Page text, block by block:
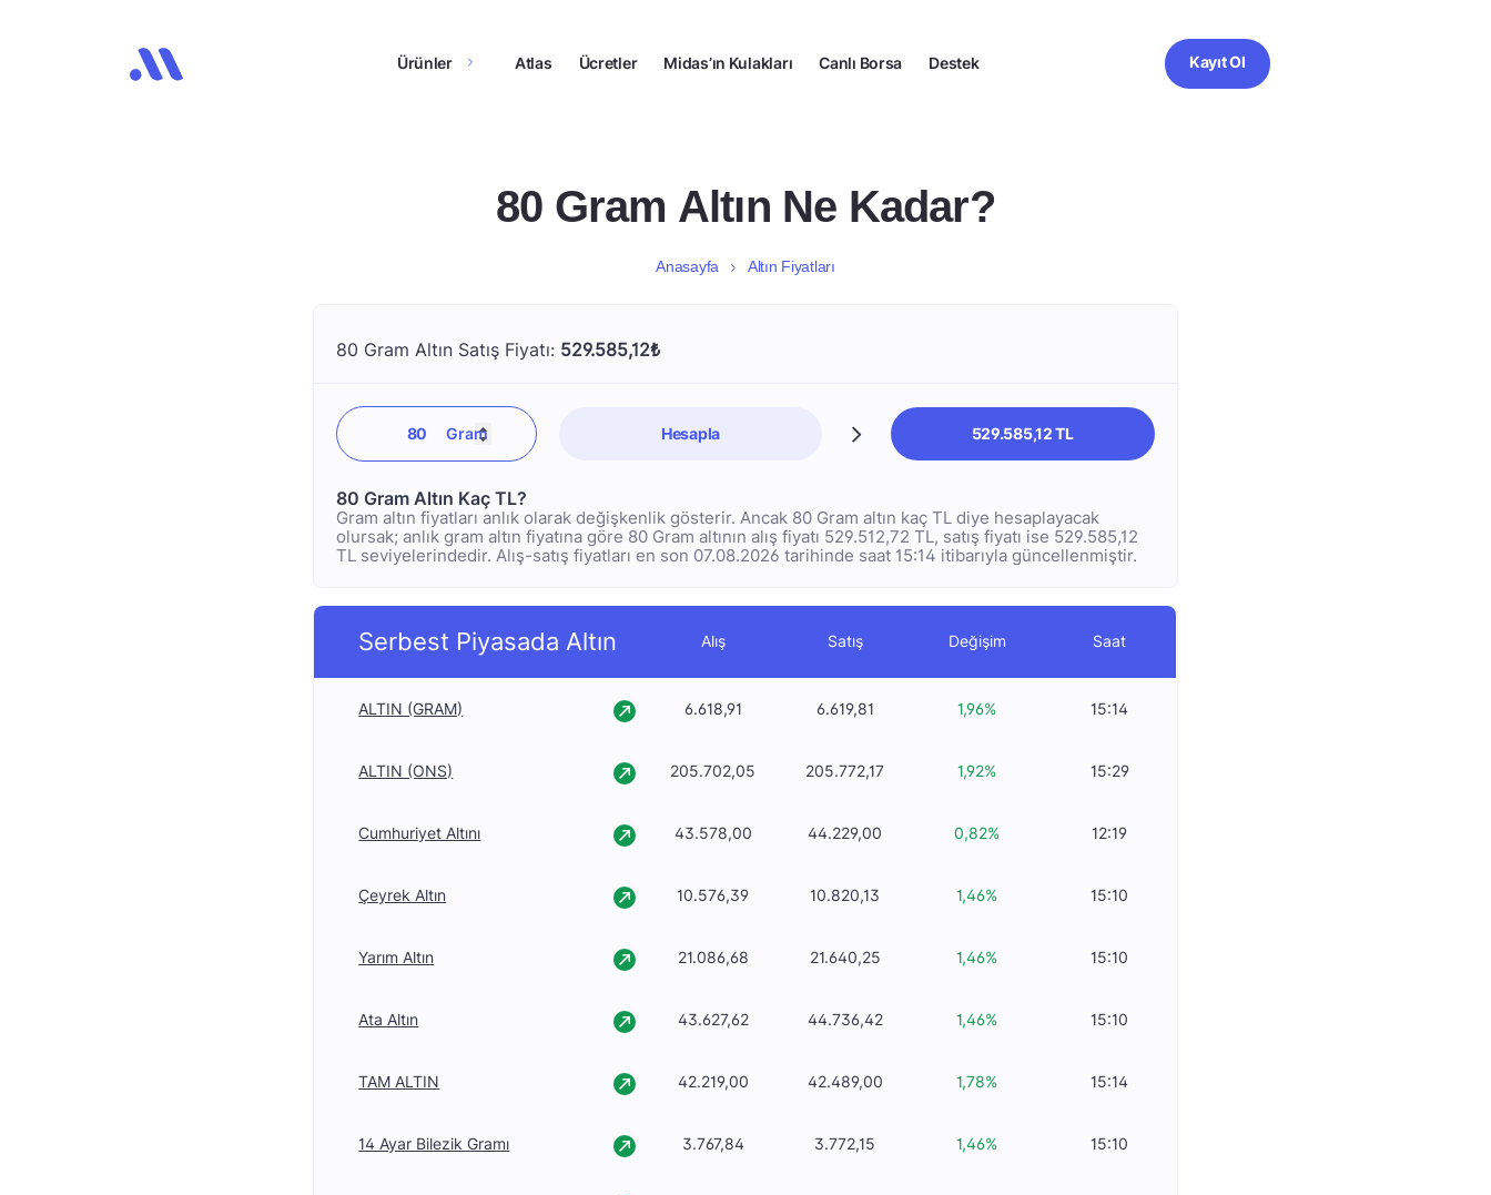
Ürünler Atlas Ücretler Midas’ın Kulakları Canlı Borsa Destek Kayıt Ol
80 Gram Altın Ne Kadar?
Anasayfa Altın Fiyatları
80 Gram Altın Satış Fiyatı: 529.585,12₺
Hesapla 529.585,12 TL
80 Gram Altın Kaç TL?
Gram altın fiyatları anlık olarak değişkenlik gösterir. Ancak 80 Gram altın kaç TL diye hesaplayacak
olursak; anlık gram altın fiyatına göre 80 Gram altının alış fiyatı 529.512,72 TL, satış fiyatı ise 529.585,12
TL seviyelerindedir. Alış-satış fiyatları en son 07.08.2026 tarihinde saat 15:14 itibarıyla güncellenmiştir.
Serbest Piyasada Altın Alış Satış Değişim Saat
ALTIN (GRAM) 6.618,91 6.619,81 1,96% 15:14
ALTIN (ONS) 205.702,05 205.772,17 1,92% 15:29
Cumhuriyet Altını 43.578,00 44.229,00 0,82% 12:19
Çeyrek Altın 10.576,39 10.820,13 1,46% 15:10
Yarım Altın 21.086,68 21.640,25 1,46% 15:10
Ata Altın 43.627,62 44.736,42 1,46% 15:10
TAM ALTIN 42.219,00 42.489,00 1,78% 15:14
14 Ayar Bilezik Gramı 3.767,84 3.772,15 1,46% 15:10